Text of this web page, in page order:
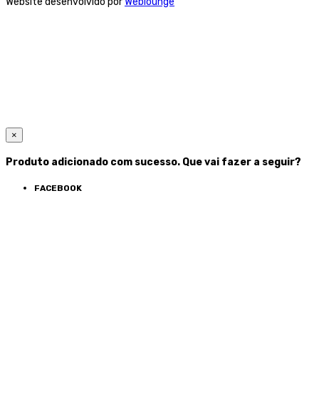
×
Produto adicionado com sucesso. Que vai fazer a seguir?
FACEBOOK